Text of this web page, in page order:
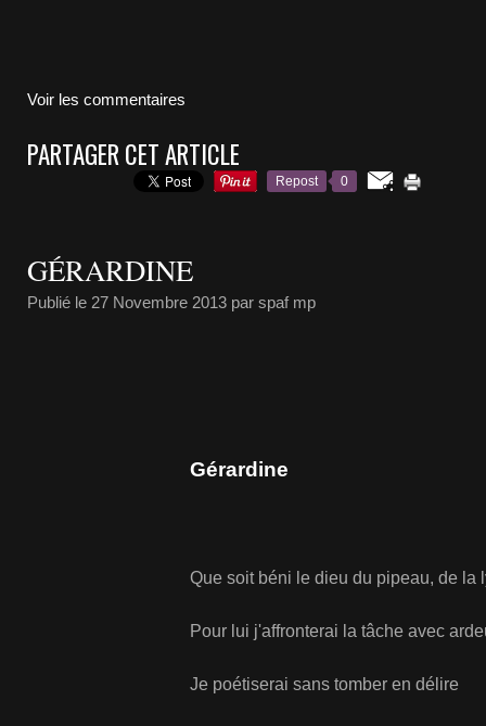
Voir les commentaires
PARTAGER CET ARTICLE
Repost 0
GÉRARDINE
Publié le 27 Novembre 2013 par spaf mp
Gérardine
Que soit béni le dieu du pipeau, de la
Pour lui j'affronterai la tâche avec
Je poétiserai sans tomber en délire